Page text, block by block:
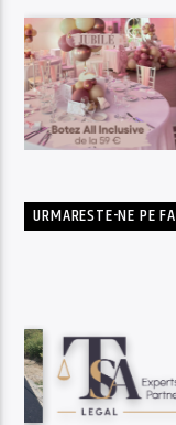
URMARESTE-NE PE